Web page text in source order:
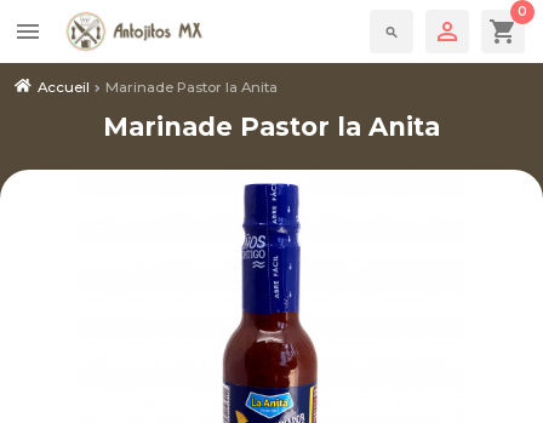
menu search  shopping_cart
0
Accueil Marinade Pastor la Anita
Marinade Pastor la Anita